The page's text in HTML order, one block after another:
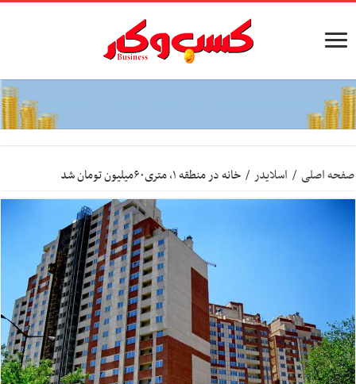
صفحه اصلی / اسلایدر / خانه در منطقه ۱، متری۶۰میلیون تومان شد